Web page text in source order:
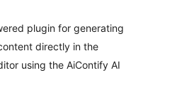
plugin for generating
directly in the
using the AiContify AI